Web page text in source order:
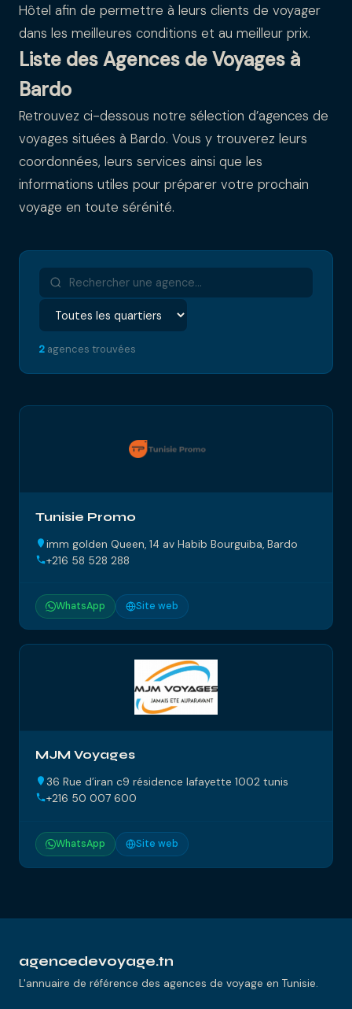
Hôtel afin de permettre à leurs clients de voyager
dans les meilleures conditions et au meilleur prix.
Liste des Agences de Voyages à
Bardo
Retrouvez ci-dessous notre sélection d’agences de
voyages situées à Bardo. Vous y trouverez leurs
coordonnées, leurs services ainsi que les
informations utiles pour préparer votre prochain
voyage en toute sérénité.
2 agences trouvées
Tunisie Promo
imm golden Queen, 14 av Habib Bourguiba, Bardo
+216 58 528 288
WhatsApp Site web
MJM Voyages
36 Rue d’iran c9 résidence lafayette 1002 tunis
+216 50 007 600
WhatsApp Site web
agencedevoyage.tn
L'annuaire de référence des agences de voyage en Tunisie.